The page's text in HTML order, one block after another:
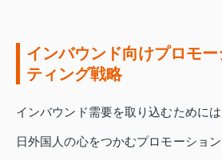
インバウンド向けプロモ
ティング戦略
インバウンド需要を取り込むために
日外国人の心をつかむプロモーショ